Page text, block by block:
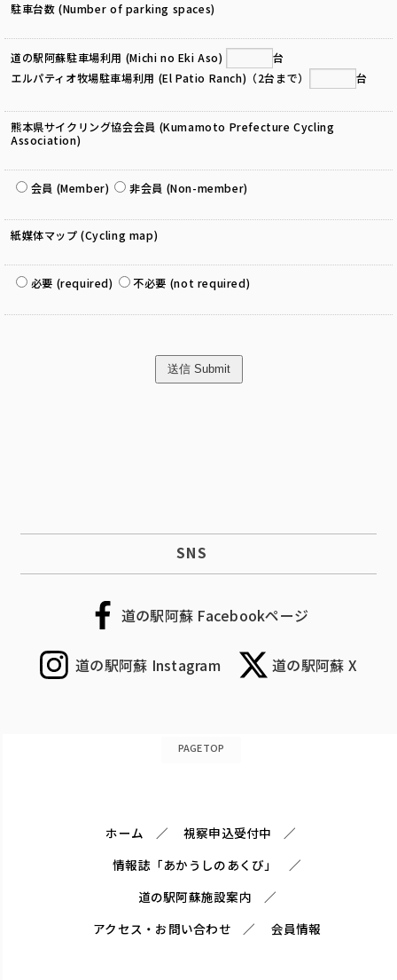
駐車台数 (Number of parking spaces)
道の駅阿蘇駐車場利用 (Michi no Eki Aso)
台
エルパティオ牧場駐車場利用 (El Patio Ranch)（2台まで）
台
熊本県サイクリング協会会員 (Kumamoto Prefecture Cycling
Association)
会員 (Member) 非会員 (Non-member)
紙媒体マップ (Cycling map)
必要 (required) 不必要 (not required)
SNS
道の駅阿蘇 Facebookページ
道の駅阿蘇 Instagram 道の駅阿蘇 X
PAGETOP
ホーム
視察申込受付中
情報誌「あかうしのあくび」
道の駅阿蘇施設案内
アクセス・お問い合わせ
会員情報